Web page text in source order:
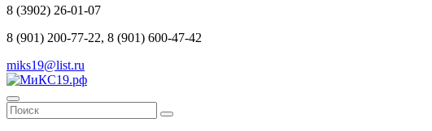
8 (3902) 26-01-07
8 (901) 200-77-22, 8 (901) 600-47-42
miks19@list.ru